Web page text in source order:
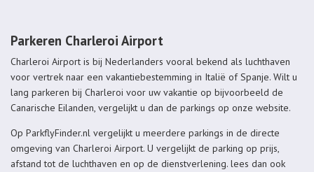
Parkeren Charleroi Airport
Charleroi Airport is bij Nederlanders vooral bekend als luchthaven
voor vertrek naar een vakantiebestemming in Italië of Spanje. Wilt u
lang parkeren bij Charleroi voor uw vakantie op bijvoorbeeld de
Canarische Eilanden, vergelijkt u dan de parkings op onze website.
Op ParkflyFinder.nl vergelijkt u meerdere parkings in de directe
omgeving van Charleroi Airport. U vergelijkt de parking op prijs,
afstand tot de luchthaven en op de dienstverlening. lees dan ook